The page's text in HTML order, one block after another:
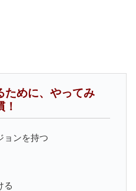
ために、やってみ
ョンを持つ
る